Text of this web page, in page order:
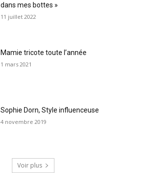
dans mes bottes »
11 juillet 2022
Mamie tricote toute l’année
1 mars 2021
Sophie Dorn, Style influenceuse
4 novembre 2019
Voir plus